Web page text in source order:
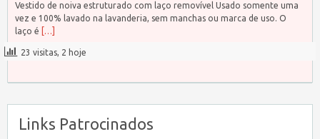
Vestido de noiva estruturado com laço removível Usado somente uma
vez e 100% lavado na lavanderia, sem manchas ou marca de uso. O
laço é
[…]
23 visitas, 2 hoje
Links Patrocinados